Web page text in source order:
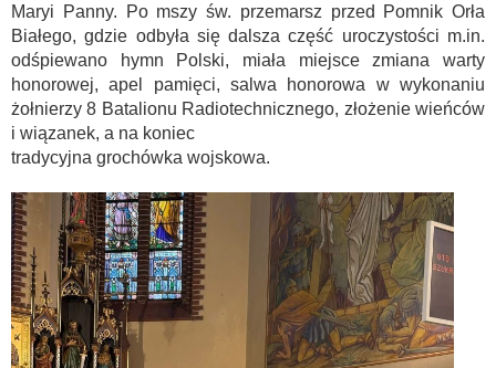
Maryi Panny. Po mszy św. przemarsz przed Pomnik Orła
Białego, gdzie odbyła się dalsza część uroczystości m.in.
odśpiewano hymn Polski, miała miejsce zmiana warty
honorowej, apel pamięci, salwa honorowa w wykonaniu
żołnierzy 8 Batalionu Radiotechnicznego, złożenie wieńców
i wiązanek, a na koniec
tradycyjna grochówka wojskowa.